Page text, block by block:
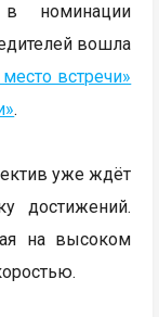
номинации
вошла
встречи»
.
уже ждёт
достижений.
на высоком